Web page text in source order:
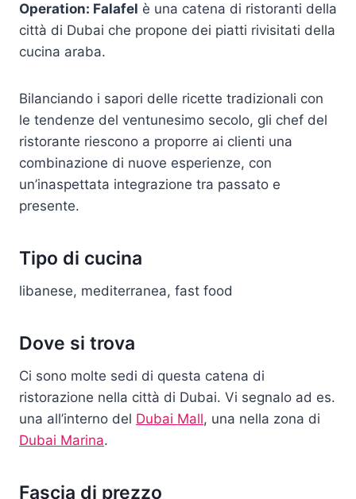
Operation: Falafel è una catena di ristoranti della
città di Dubai che propone dei piatti rivisitati della
cucina araba.
Bilanciando i sapori delle ricette tradizionali con
le tendenze del ventunesimo secolo, gli chef del
ristorante riescono a proporre ai clienti una
combinazione di nuove esperienze, con
un’inaspettata integrazione tra passato e
presente.
Tipo di cucina
libanese, mediterranea, fast food
Dove si trova
Ci sono molte sedi di questa catena di
ristorazione nella città di Dubai. Vi segnalo ad es.
una all’interno del Dubai Mall, una nella zona di
Dubai Marina.
Fascia di prezzo